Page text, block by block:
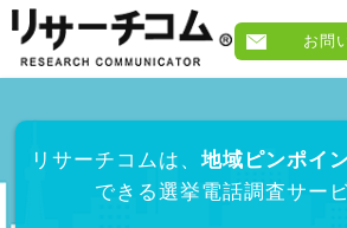
お問
リサーチコムは、 地域ピンポイ
できる選挙電話調査サー